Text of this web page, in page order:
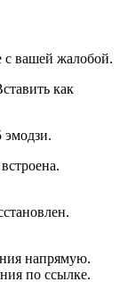
с вашей жалобой.
как
эмодзи.
напрямую.
по ссылке.